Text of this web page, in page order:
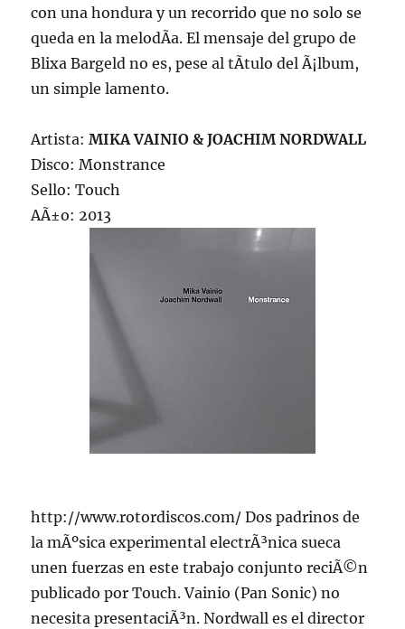
con una hondura y un recorrido que no solo se
queda en la melodÃ­a. El mensaje del grupo de
Blixa Bargeld no es, pese al tÃ­tulo del Ã¡lbum,
un simple lamento.
Artista:MIKA VAINIO & JOACHIM NORDWALL
Disco: Monstrance
Sello: Touch
AÃ±o: 2013
http://www.rotordiscos.com/ Dos padrinos de
la mÃºsica experimental electrÃ³nica sueca
unen fuerzas en este trabajo conjunto reciÃ©n
publicado por Touch. Vainio (Pan Sonic) no
necesita presentaciÃ³n. Nordwall es el director